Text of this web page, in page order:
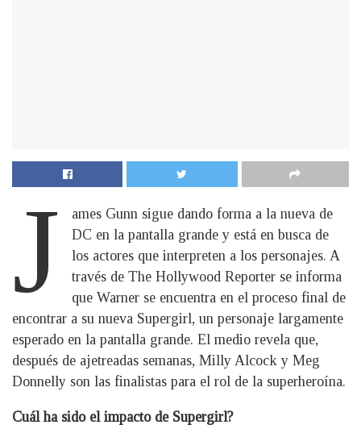
J
ames Gunn sigue dando forma a la nueva de
DC en la pantalla grande y está en busca de
los actores que interpreten a los personajes. A
través de The Hollywood Reporter se informa
que Warner se encuentra en el proceso final de
encontrar a su nueva Supergirl, un personaje largamente
esperado en la pantalla grande. El medio revela que,
después de ajetreadas semanas, Milly Alcock y Meg
Donnelly son las finalistas para el rol de la superheroína.
Cuál ha sido el impacto de Supergirl?